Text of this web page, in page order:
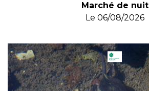
Marché de nuit
Le 06/08/2026